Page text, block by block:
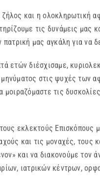
και η ολοκληρωτική
τις δυνάμεις
πατρική μας αγκάλη για
ετών διέσχισαμε,
στις ψυχές των
μοιραζόμαστε τις
εκλεκτούς
και τις μοναχές, τους
και να διακονούμε τον
ιατρικών κέντρων,